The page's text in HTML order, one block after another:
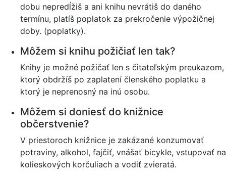
dobu nepredĺžiš a ani knihu nevrátiš do daného
termínu, platíš poplatok za prekročenie výpožičnej
doby. (poplatky).
Môžem si knihu požičiať len tak?
Knihy je možné požičať len s čitateľským preukazom,
ktorý obdržíš po zaplatení členského poplatku a
ktorý je neprenosný na inú osobu.
Môžem si doniesť do knižnice
občerstvenie?
V priestoroch knižnice je zakázané konzumovať
potraviny, alkohol, fajčiť, vnášať bicykle, vstupovať na
kolieskových korčuliach a vodiť zvieratá.